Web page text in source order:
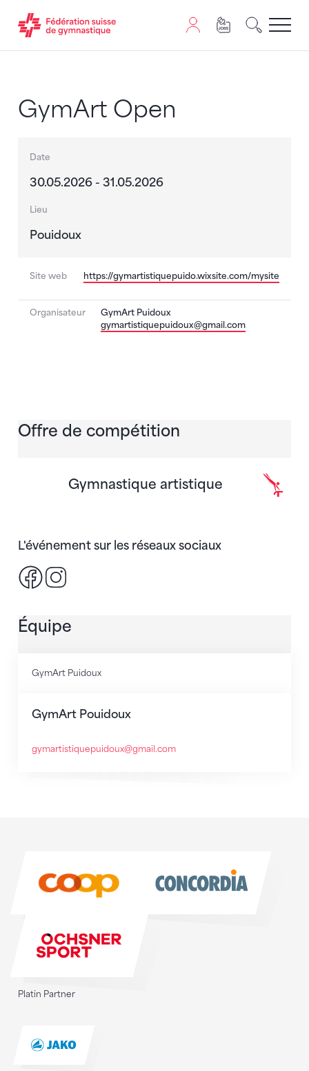
GymArt Open
Date
30.05.2026 - 31.05.2026
Lieu
Pouidoux
Site web https://gymartistiquepuido.wixsite.com/mysite
Organisateur
GymArt Puidoux
gymartistiquepuidoux@gmail.com
Offre de compétition
Gymnastique artistique
L'événement sur les réseaux sociaux
Facebook
Équipe
GymArt Puidoux
GymArt Pouidoux
gymartistiquepuidoux@gmail.com
Platin Partner